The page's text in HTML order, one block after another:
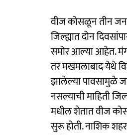
वीज कोसळून तीन
जिल्ह्यात दोन
समोर आल्या आहेत.
तर मखमलाबाद येथे
झालेल्या पावसामुळे
नसल्याची माहिती
मधील शेतात वीज
सुरू होती. नाशिक